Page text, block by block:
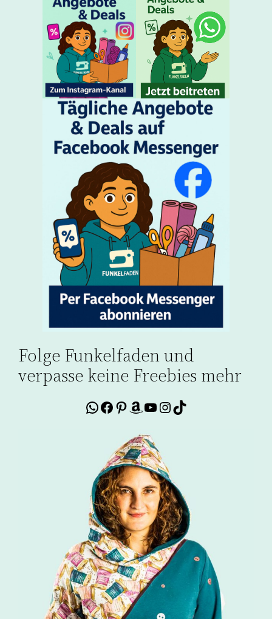
Folge Funkelfaden und
verpasse keine Freebies mehr
WhatsApp
Facebook
Pinterest
Amazon
YouTube
Instagram
TikTok